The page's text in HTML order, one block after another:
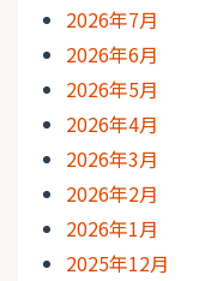
2026年7月
2026年6月
2026年5月
2026年4月
2026年3月
2026年2月
2026年1月
2025年12月